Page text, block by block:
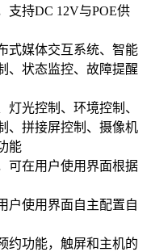
支持DC 12V与POE供
式媒体交互系统、智能
、状态监控、故障提醒
灯光控制、环境控制、
、拼接屏控制、摄像机
能
可在用户使用界面根据
户使用界面自主配置自
约功能，触屏和主机的